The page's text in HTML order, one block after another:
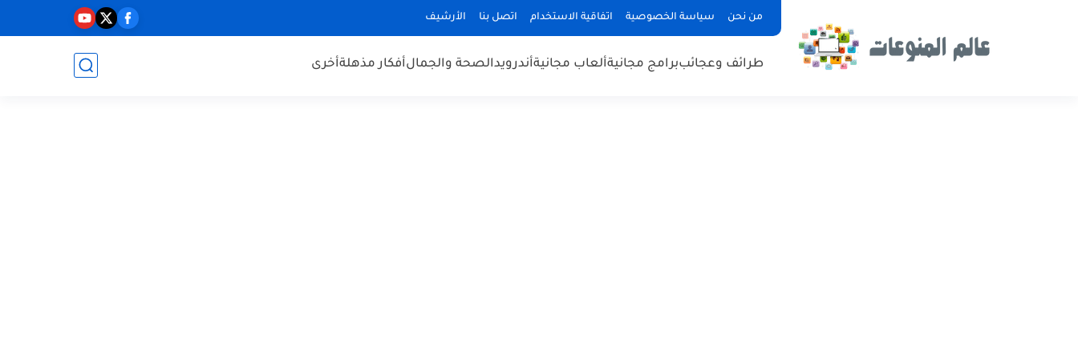
من نحن سياسة الخصوصية اتفاقية الاستخدام اتصل بنا الأرشيف
طرائف وعجائببرامج مجانيةألعاب مجانيةأندرويدالصحة والجمالأفكار مذهلةأخرى